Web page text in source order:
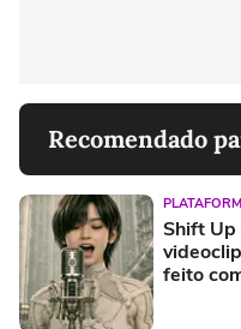
Recomendado
Shift Up
feito